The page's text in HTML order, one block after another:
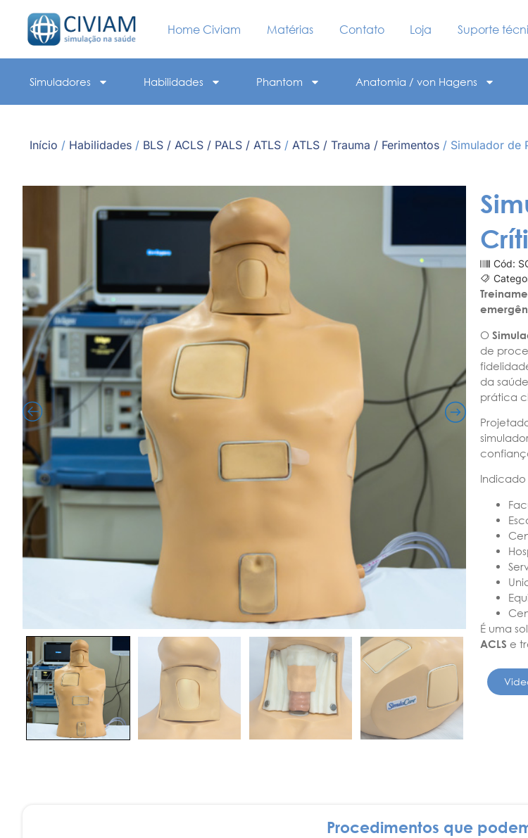
Home Civiam Matérias Contato Loja Suporte
Simuladores Habilidades Phantom Anatomia / von Hagens
Início / Habilidades / BLS / ACLS / PALS / ATLS / ATLS / Trauma / Ferimentos / Simulador de
Cód:
O
de
da
prática
Indicado
É uma
ACLS e
Procedimentos que